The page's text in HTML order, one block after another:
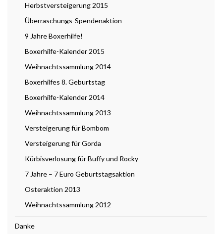
Herbstversteigerung 2015
Überraschungs-Spendenaktion
9 Jahre Boxerhilfe!
Boxerhilfe-Kalender 2015
Weihnachtssammlung 2014
Boxerhilfes 8. Geburtstag
Boxerhilfe-Kalender 2014
Weihnachtssammlung 2013
Versteigerung für Bombom
Versteigerung für Gorda
Kürbisverlosung für Buffy und Rocky
7 Jahre – 7 Euro Geburtstagsaktion
Osteraktion 2013
Weihnachtssammlung 2012
Danke